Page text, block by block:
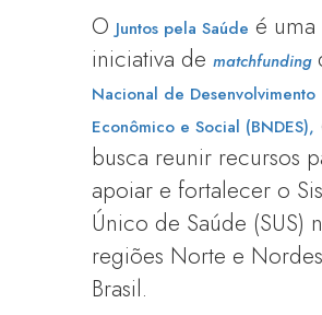
OJuntos pela Saúde é uma
iniciativa dematchfunding
Nacional de Desenvolvimento
Econômico e Social (BNDES),
busca reunir recursos
apoiar e fortalecer o
Único de Saúde (SUS)
regiões Norte e
Brasil.